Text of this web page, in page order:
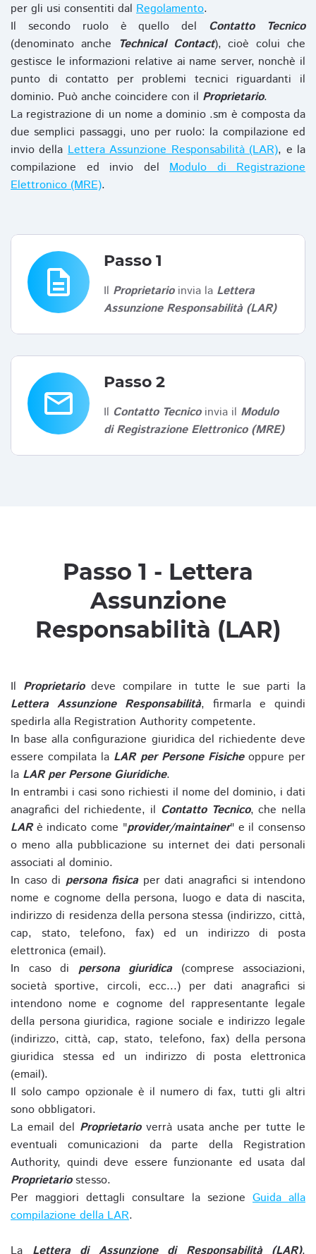
per gli usi consentiti dal Regolamento.
Il secondo ruolo è quello del Contatto Tecnico
(denominato anche Technical Contact), cioè colui che
gestisce le informazioni relative ai name server, nonchè il
punto di contatto per problemi tecnici riguardanti il
dominio. Può anche coincidere con il Proprietario.
La registrazione di un nome a dominio .sm è composta da
due semplici passaggi, uno per ruolo: la compilazione ed
invio dellaLettera Assunzione Responsabilità (LAR), e la
compilazione ed invio del Modulo di Registrazione
Elettronico (MRE).
description
Passo 1
Il Proprietarioinvia la Lettera
Assunzione Responsabilità (LAR)
email
Passo 2
Il Contatto Tecnicoinvia il Modulo
di Registrazione Elettronico (MRE)
Passo 1 - Lettera
Assunzione
Responsabilità (LAR)
Il Proprietariodeve compilare in tutte le sue parti la
Lettera Assunzione Responsabilità, firmarla e quindi
spedirla alla Registration Authority competente.
In base alla configurazione giuridica del richiedente deve
essere compilata la LAR per Persone Fisicheoppure per
la LAR per Persone Giuridiche.
In entrambi i casi sono richiesti il nome del dominio, i dati
anagrafici del richiedente, il Contatto Tecnico, che nella
LARè indicato come "provider/maintainer" e il consenso
o meno alla pubblicazione su internet dei dati personali
associati al dominio.
In caso di persona fisicaper dati anagrafici si intendono
nome e cognome della persona, luogo e data di nascita,
indirizzo di residenza della persona stessa (indirizzo, città,
cap, stato, telefono, fax) ed un indirizzo di posta
elettronica (email).
In caso di persona giuridica(comprese associazioni,
società sportive, circoli, ecc...) per dati anagrafici si
intendono nome e cognome del rappresentante legale
della persona giuridica, ragione sociale e indirizzo legale
(indirizzo, città, cap, stato, telefono, fax) della persona
giuridica stessa ed un indirizzo di posta elettronica
(email).
Il solo campo opzionale è il numero di fax, tutti gli altri
sono obbligatori.
La email del Proprietarioverrà usata anche per tutte le
eventuali comunicazioni da parte della Registration
Authority, quindi deve essere funzionante ed usata dal
Proprietariostesso.
Per maggiori dettagli consultare la sezione Guida alla
compilazione della LAR.